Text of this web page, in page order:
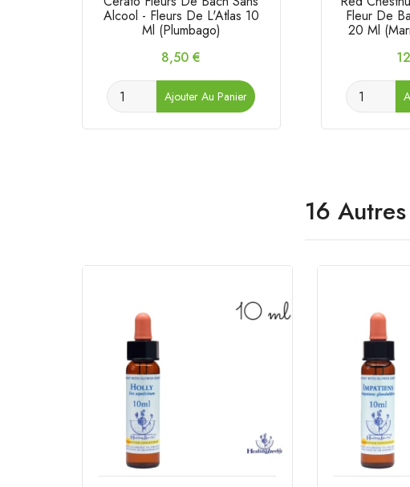
Alcool - Fleurs De L'Atlas 10
Ml (Plumbago)
Prix
8,50 €
Ajouter Au Panier
Fleur De
20 Ml
16